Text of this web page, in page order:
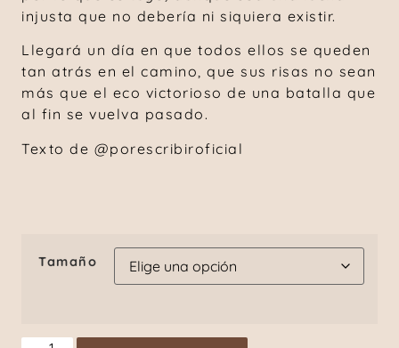
injusta que no debería ni siquiera existir.
Llegará un día en que todos ellos se queden
tan atrás en el camino, que sus risas no sean
más que el eco victorioso de una batalla que
al fin se vuelva pasado.
Texto de @porescribiroficial
Tamaño